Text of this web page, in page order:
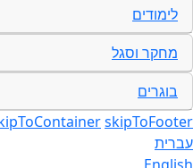
לימודים
מחקר וסגל
בוגרים
skipToContainer